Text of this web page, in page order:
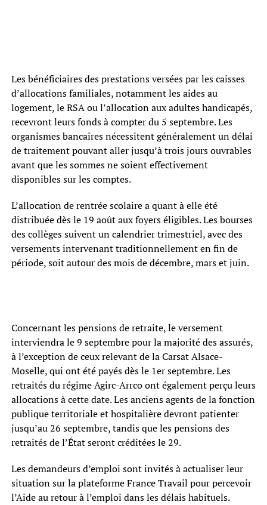
Les bénéficiaires des prestations versées par les caisses
d’allocations familiales, notamment les aides au
logement, le RSA ou l’allocation aux adultes handicapés,
recevront leurs fonds à compter du 5 septembre. Les
organismes bancaires nécessitent généralement un délai
de traitement pouvant aller jusqu’à trois jours ouvrables
avant que les sommes ne soient effectivement
disponibles sur les comptes.
L’allocation de rentrée scolaire a quant à elle été
distribuée dès le 19 août aux foyers éligibles. Les bourses
des collèges suivent un calendrier trimestriel, avec des
versements intervenant traditionnellement en fin de
période, soit autour des mois de décembre, mars et juin.
Concernant les pensions de retraite, le versement
interviendra le 9 septembre pour la majorité des assurés,
à l’exception de ceux relevant de la Carsat Alsace-
Moselle, qui ont été payés dès le 1er septembre. Les
retraités du régime Agirc-Arrco ont également perçu leurs
allocations à cette date. Les anciens agents de la fonction
publique territoriale et hospitalière devront patienter
jusqu’au 26 septembre, tandis que les pensions des
retraités de l’État seront créditées le 29.
Les demandeurs d’emploi sont invités à actualiser leur
situation sur la plateforme France Travail pour percevoir
l’Aide au retour à l’emploi dans les délais habituels.